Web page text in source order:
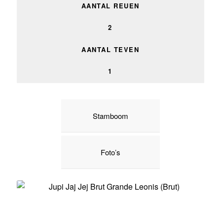
AANTAL REUEN
2
AANTAL TEVEN
1
Stamboom
Foto’s